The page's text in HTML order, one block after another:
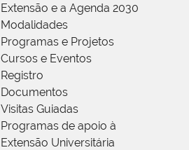
Extensão e a Agenda 2030
Modalidades
Programas e Projetos
Cursos e Eventos
Registro
Documentos
Visitas Guiadas
Programas de apoio à
Extensão Universitária